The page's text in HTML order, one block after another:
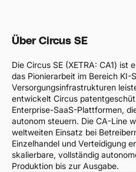
Über Circus SE
Die Circus SE (XETRA: CA1) ist
das Pionierarbeit im Bereich KI-
Versorgungsinfrastrukturen
entwickelt Circus
Enterprise-SaaS-Plattformen,
autonom steuern. Die CA-Line
weltweiten Einsatz bei
Einzelhandel und Verteidigung
skalierbare, vollständig
Produktion bis zur Ausgabe.